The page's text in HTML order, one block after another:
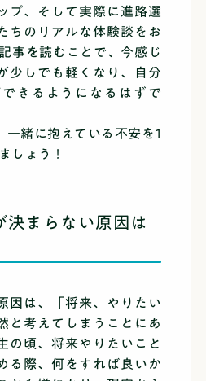
プ、そして実際に進路選
ちのリアルな体験談をお
事を読むことで、今感じ
少しでも軽くなり、自分
きるようになるはずで
一緒に抱えている不安を1
しょう！
決まらない原因は
因は、「将来、やりたい
と考えてしまうことにあ
の頃、将来やりたいこと
る際、何をすれば良いか